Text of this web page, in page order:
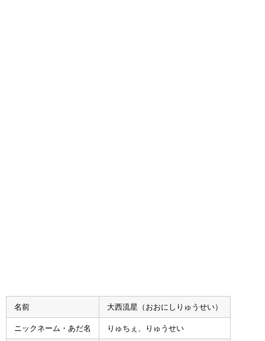
名前 大西流星（おおにしりゅうせい）
ニックネーム・あだ名 りゅちぇ、りゅうせい